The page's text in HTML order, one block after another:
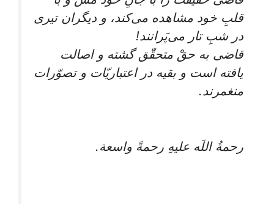
قلبِ خود مشاهده می‌کند، و دیگران تیری
در شبِ تار می‌پَرانند!
قاضی به حقْ متحقّق گشته و اصالت
یافته است و بقیه در اعتباریّات و تصوّرات
منغمرند.
رحمةُ اللَه علیهِ رحمةً واسعة.